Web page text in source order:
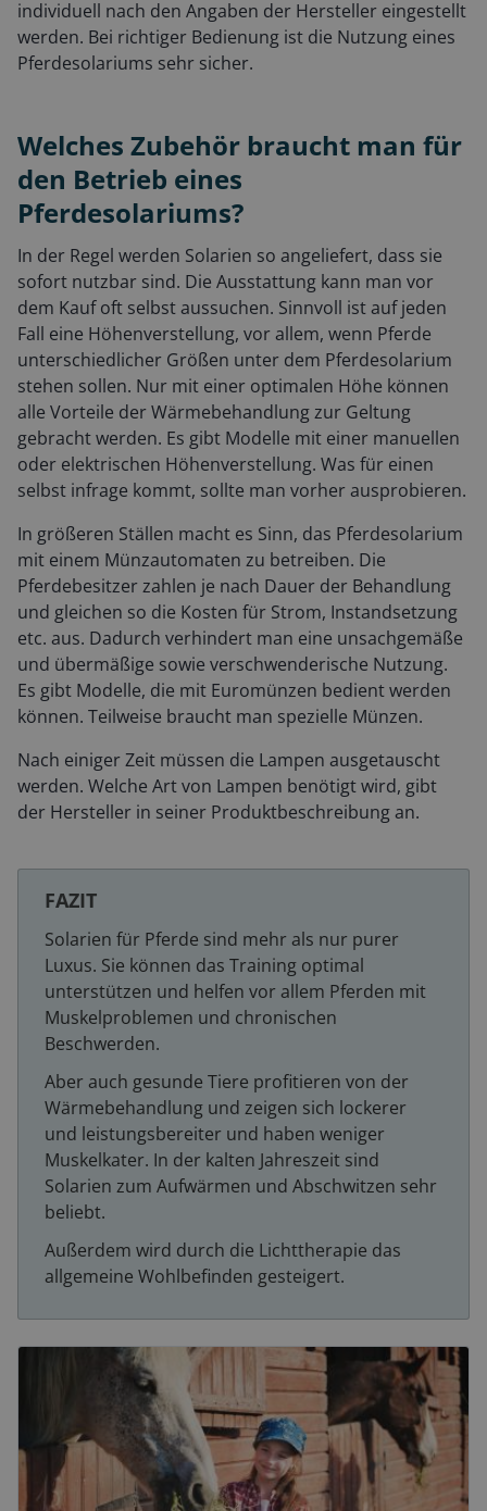
individuell nach den Angaben der Hersteller eingestellt
werden. Bei richtiger Bedienung ist die Nutzung eines
Pferdesolariums sehr sicher.
Welches Zubehör braucht man für
den Betrieb eines
Pferdesolariums?
In der Regel werden Solarien so angeliefert, dass sie
sofort nutzbar sind. Die Ausstattung kann man vor
dem Kauf oft selbst aussuchen. Sinnvoll ist auf jeden
Fall eine Höhenverstellung, vor allem, wenn Pferde
unterschiedlicher Größen unter dem Pferdesolarium
stehen sollen. Nur mit einer optimalen Höhe können
alle Vorteile der Wärmebehandlung zur Geltung
gebracht werden. Es gibt Modelle mit einer manuellen
oder elektrischen Höhenverstellung. Was für einen
selbst infrage kommt, sollte man vorher ausprobieren.
In größeren Ställen macht es Sinn, das Pferdesolarium
mit einem Münzautomaten zu betreiben. Die
Pferdebesitzer zahlen je nach Dauer der Behandlung
und gleichen so die Kosten für Strom, Instandsetzung
etc. aus. Dadurch verhindert man eine unsachgemäße
und übermäßige sowie verschwenderische Nutzung.
Es gibt Modelle, die mit Euromünzen bedient werden
können. Teilweise braucht man spezielle Münzen.
Nach einiger Zeit müssen die Lampen ausgetauscht
werden. Welche Art von Lampen benötigt wird, gibt
der Hersteller in seiner Produktbeschreibung an.
FAZIT
Solarien für Pferde sind mehr als nur purer
Luxus. Sie können das Training optimal
unterstützen und helfen vor allem Pferden mit
Muskelproblemen und chronischen
Beschwerden.
Aber auch gesunde Tiere profitieren von der
Wärmebehandlung und zeigen sich lockerer
und leistungsbereiter und haben weniger
Muskelkater. In der kalten Jahreszeit sind
Solarien zum Aufwärmen und Abschwitzen sehr
beliebt.
Außerdem wird durch die Lichttherapie das
allgemeine Wohlbefinden gesteigert.